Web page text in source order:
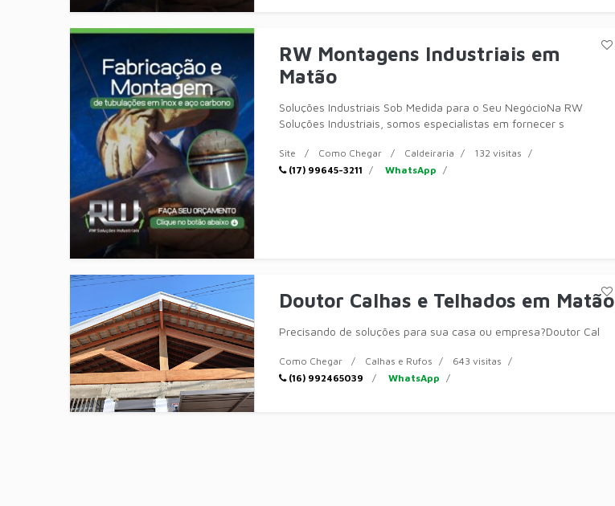
RW Montagens Industriais em
Matão
Soluções Industriais Sob Medida para o Seu NegócioNa RW
Soluções Industriais, somos especialistas em fornecer s
Site Como Chegar Caldeiraria
132 visitas
(17) 99645-3211
WhatsApp
Doutor Calhas e Telhados em Matão
Precisando de soluções para sua casa ou empresa?Doutor Cal
Como Chegar Calhas e Rufos
643 visitas
(16) 992465039
WhatsApp